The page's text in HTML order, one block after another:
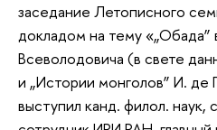
заседание Летописного
докладом на тему «„Обада”
Всеволодовича (в свете
и „Истории монголов” И. де
выступил канд. филол. наук,